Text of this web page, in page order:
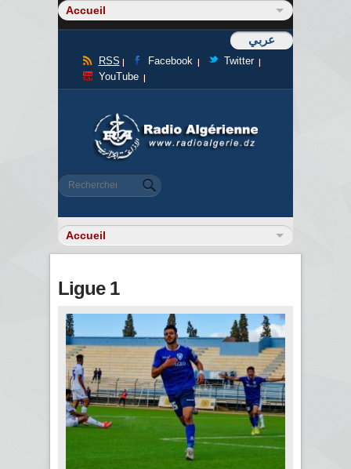
عربي
RSS Facebook
Twitter
YouTube
Formulaire de recherche
Rechercher
Ligue 1